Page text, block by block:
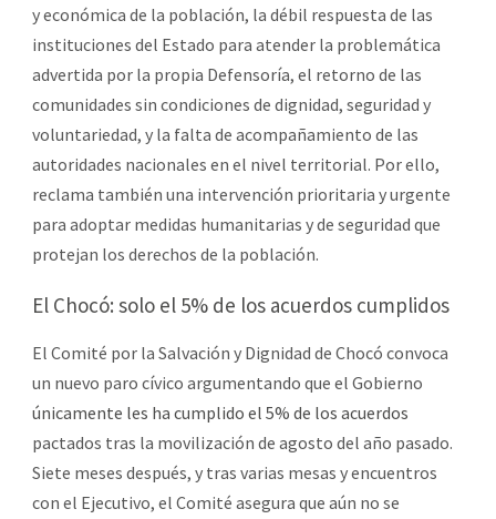
y económica de la población, la débil respuesta de las
instituciones del Estado para atender la problemática
advertida por la propia Defensoría, el retorno de las
comunidades sin condiciones de dignidad, seguridad y
voluntariedad, y la falta de acompañamiento de las
autoridades nacionales en el nivel territorial. Por ello,
reclama también una intervención prioritaria y urgente
para adoptar medidas humanitarias y de seguridad que
protejan los derechos de la población.
El Chocó: solo el 5% de los acuerdos cumplidos
El Comité por la Salvación y Dignidad de Chocó convoca
un nuevo paro cívico argumentando que el Gobierno
únicamente les ha cumplido el 5% de los acuerdos
pactados tras la movilización de agosto del año pasado.
Siete meses después, y tras varias mesas y encuentros
con el Ejecutivo, el Comité asegura que aún no se